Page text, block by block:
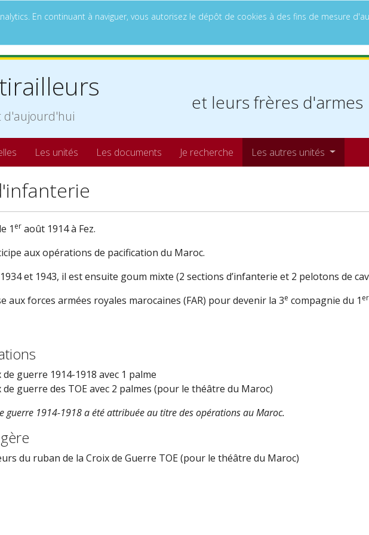
En continuant à naviguer, vous autorisez le dépôt de cookies à des fins de mesure
d'aujourd'hui
et leurs frères d'armes
Les unités Les documents Je recherche Les autres unités
1 er août 1914 à Fez.
aux opérations de pacification du Maroc.
et 1943, il est ensuite goum mixte (2 sections d’infanterie et 2 pelotons de
aux forces armées royales marocaines (FAR) pour devenir la 3e compagnie du 1 er
de guerre 1914-1918 avec 1 palme
de guerre des TOE avec 2 palmes (pour le théâtre du Maroc)
guerre 1914-1918 a été attribuée au titre des opérations au Maroc.
du ruban de la Croix de Guerre TOE (pour le théâtre du Maroc)